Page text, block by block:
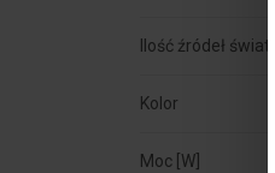
Ilość źródeł światła
Kolor
Moc [W]